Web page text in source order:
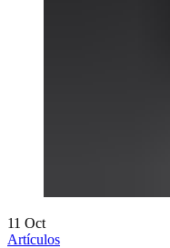
11 Oct
Artículos